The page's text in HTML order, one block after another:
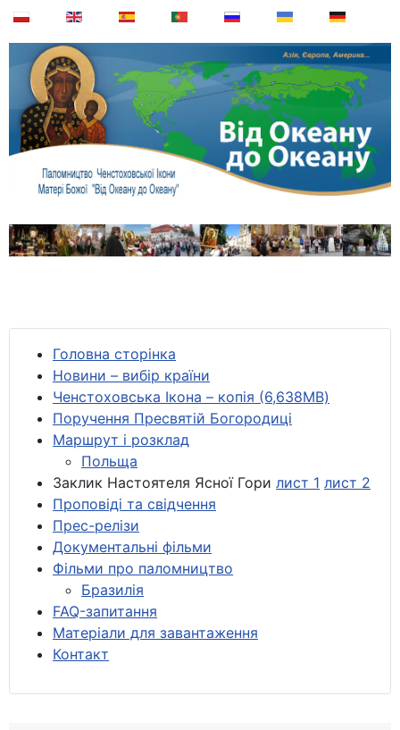
Головна сторінка
Новини – вибір країни
Ченстоховська Ікона – копія (6,638MB)
Поручення Пресвятій Богородиці
Маршрут і розклад
Польща
Заклик Настоятеля Ясної Гори лист 1 лист 2
Проповіді та свідчення
Прес-релізи
Документальні фільми
Фільми про паломництво
Бразилія
FAQ-запитання
Матеріали для завантаження
Контакт